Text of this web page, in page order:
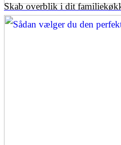
Skab overblik i dit